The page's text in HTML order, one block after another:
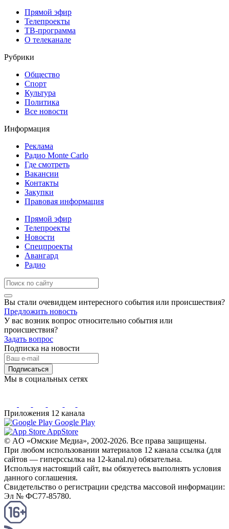
Прямой эфир
Телепроекты
ТВ-программа
О телеканале
Рубрики
Общество
Спорт
Культура
Политика
Все новости
Информация
Реклама
Радио Monte Carlo
Где смотреть
Вакансии
Контакты
Закупки
Правовая информация
Прямой эфир
Телепроекты
Новости
Спецпроекты
Авангард
Радио
Вы стали очевидцем интересного события или происшествия?
Предложить новость
У вас возник вопрос относительно события или
происшествия?
Задать вопрос
Подписка на новости
Подписаться
Мы в социальных сетях
Приложения 12 канала
Google Play
AppStore
© AO «Омские Медиа», 2002-2026. Все права защищены.
При любом использовании материалов 12 канала ссылка (для
сайтов — гиперссылка на 12-kanal.ru) обязательна.
Используя настоящий сайт, вы обязуетесь выполнять условия
данного соглашения.
Свидетельство о регистрации средства массовой информации:
Эл № ФС77-85780.